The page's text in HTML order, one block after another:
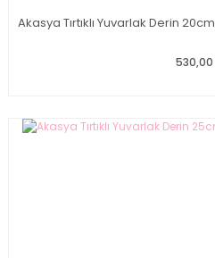
Akasya Tırtıklı Yuvarlak Derin
530,00